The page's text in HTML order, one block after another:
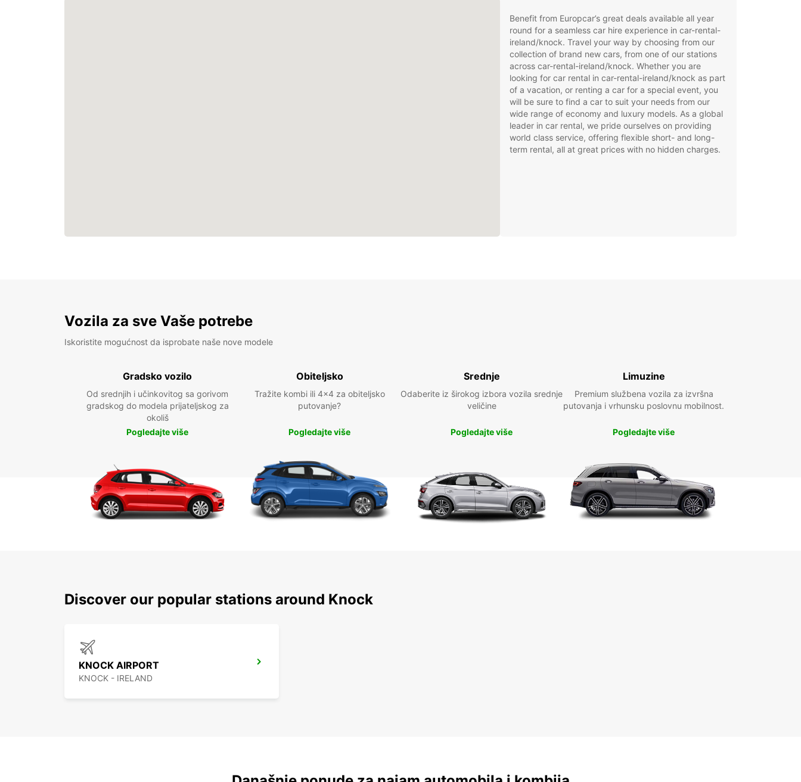
Benefit from Europcar’s great deals available all year
round for a seamless car hire experience in car-rental-
ireland/knock. Travel your way by choosing from our
collection of brand new cars, from one of our stations
across car-rental-ireland/knock. Whether you are
looking for car rental in car-rental-ireland/knock as part
of a vacation, or renting a car for a special event, you
will be sure to find a car to suit your needs from our
wide range of economy and luxury models. As a global
leader in car rental, we pride ourselves on providing
world class service, offering flexible short- and long-
term rental, all at great prices with no hidden charges.
Vozila za sve Vaše potrebe
Iskoristite mogućnost da isprobate naše nove modele
Gradsko vozilo
Od srednjih i učinkovitog sa gorivom
gradskog do modela prijateljskog za
okoliš
Pogledajte više
Obiteljsko
Tražite kombi ili 4x4 za obiteljsko
putovanje?
Pogledajte više
Srednje
Odaberite iz širokog izbora vozila srednje
veličine
Pogledajte više
Limuzine
Premium službena vozila za izvršna
putovanja i vrhunsku poslovnu mobilnost.
Pogledajte više
Discover our popular stations around Knock
KNOCK AIRPORT
KNOCK - IRELAND